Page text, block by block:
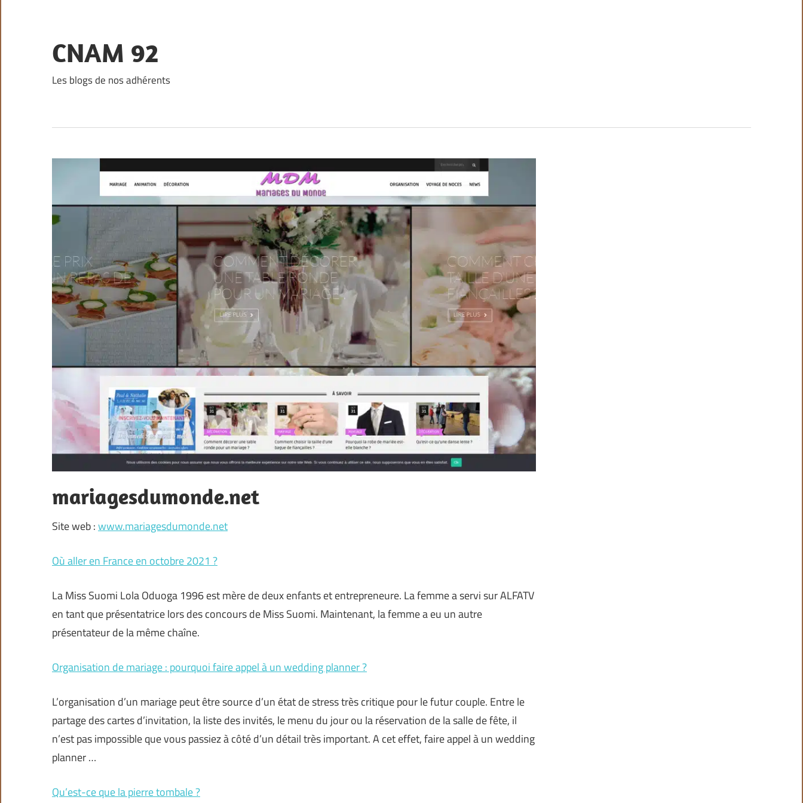
content
CNAM 92
Les blogs de nos adhérents
mariagesdumonde.net
Site web :www.mariagesdumonde.net
Où aller en France en octobre 2021 ?
La Miss Suomi Lola Oduoga 1996 est mère de deux enfants et entrepreneure. La femme a servi sur ALFATV
en tant que présentatrice lors des concours de Miss Suomi. Maintenant, la femme a eu un autre
présentateur de la même chaîne.
Organisation de mariage : pourquoi faire appel à un wedding planner ?
L’organisation d’un mariage peut être source d’un état de stress très critique pour le futur couple. Entre le
partage des cartes d’invitation, la liste des invités, le menu du jour ou la réservation de la salle de fête, il
n’est pas impossible que vous passiez à côté d’un détail très important. A cet effet, faire appel à un wedding
planner …
Qu’est-ce que la pierre tombale ?